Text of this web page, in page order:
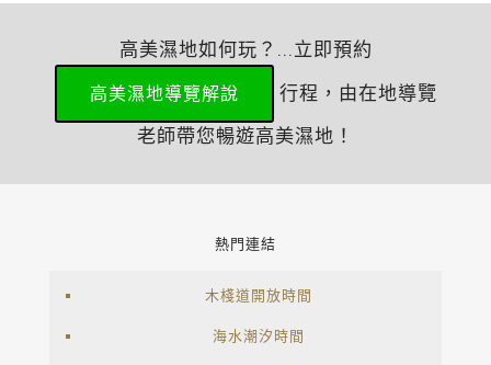
高美濕地如何玩？...立即預約
高美濕地導覽解說
行程，由在地導覽
老師帶您暢遊高美濕地！
熱門連結
木棧道開放時間
海水潮汐時間